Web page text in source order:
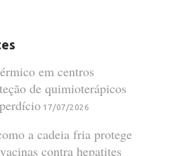
em centros
de quimioterápicos
17/07/2026
a cadeia fria protege
contra hepatites